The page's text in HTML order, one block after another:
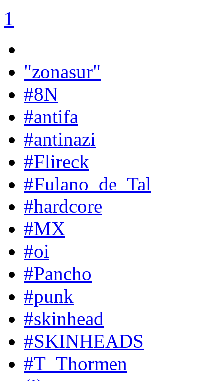
1
"zonasur"
#8N
#antifa
#antinazi
#Flireck
#Fulano_de_Tal
#hardcore
#MX
#oi
#Pancho
#punk
#skinhead
#SKINHEADS
#T_Thormen